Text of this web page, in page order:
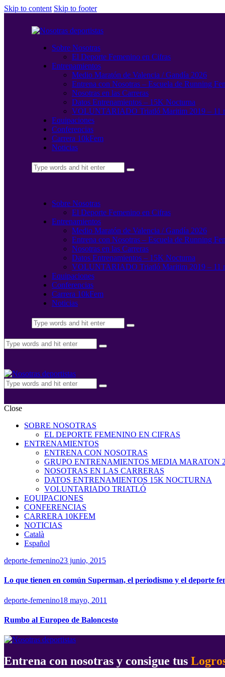
Skip to content Skip to footer
Sobre Nosotras
El Deporte Femenino en Cifras
Entrenamientos
Medio Maratón de Valencia / Gandía 2026
Entrena con Nosotras – Escuela de Running
Nosotras en las Carreras
Datos Entrenamientos – 15K Nocturna
VOLUNTARIADO Triatló Maritim 2019 – 11
Equipaciones
Conferencias
Carrera 10kFem
Noticias
Sobre Nosotras
El Deporte Femenino en Cifras
Entrenamientos
Medio Maratón de Valencia / Gandía 2026
Entrena con Nosotras – Escuela de Running
Nosotras en las Carreras
Datos Entrenamientos – 15K Nocturna
VOLUNTARIADO Triatló Maritim 2019 – 11
Equipaciones
Conferencias
Carrera 10kFem
Noticias
Close
SOBRE NOSOTRAS
EL DEPORTE FEMENINO EN CIFRAS
ENTRENAMIENTOS
ENTRENA CON NOSOTRAS
GRUPO ENTRENAMIENTOS MEDIA MARATON
NOSOTRAS EN LAS CARRERAS
DATOS ENTRENAMIENTOS 15K NOCTURNA
VOLUNTARIADO TRIATLÓ
EQUIPACIONES
CONFERENCIAS
CARRERA 10KFEM
NOTICIAS
Català
Español
deporte-femenino23 junio, 2015
Lo que tienen en común Superman, el periodismo y el deporte
deporte-femenino18 mayo, 2011
Rumbo al Europeo de Baloncesto
Entrena con nosotras y consigue tus